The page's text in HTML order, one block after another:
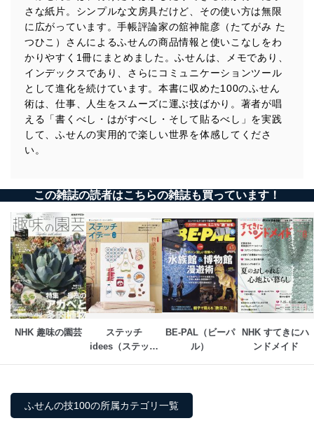
さな紙片。シンプルな文房具だけど、その使い方は無限
に広がっています。手帳評論家の舘神龍彦（たてがみ た
つひこ）さんによるふせんの商品情報と使いこなしをわ
かりやすく1冊にまとめました。ふせんは、メモであり、
インデックスであり、さらにコミュニケーションツール
として進化を続けています。本書に収めた100のふせん
術は、仕事、人生をスムーズに運ぶ技ばかり。著者が唱
える「書くべし・はがすべし・そして貼るべし」を実践
して、ふせんの実用的で楽しい世界を体感してくださ
い。
この雑誌の読者はこちらの雑誌も買っています！
NHK 趣味の園芸
ステッチ
idees（ステッチ
BE-PAL（ビーパ
ル）
NHK すてきにハ
ンドメイド
ふせんの技100の所属カテゴリ一覧